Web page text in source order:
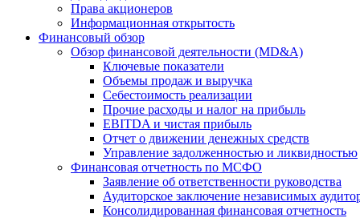
Права акционеров
Информационная открытость
Финансовый обзор
Обзор финансовой деятельности (MD&A)
Ключевые показатели
Объемы продаж и выручка
Себестоимость реализации
Прочие расходы и налог на прибыль
EBITDA и чистая прибыль
Отчет о движении денежных средств
Управление задолженностью и ликвидностью
Финансовая отчетность по МСФО
Заявление об ответственности руководства
Аудиторское заключение независимых
Консолидированная финансовая отчетность